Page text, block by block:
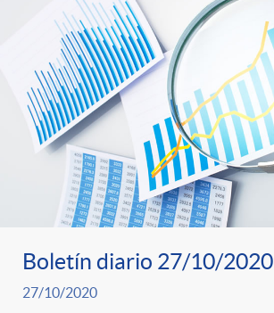
Boletín diario 27/10/2020
27/10/2020